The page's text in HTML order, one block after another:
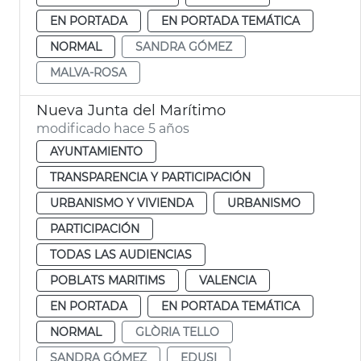
EN PORTADA
EN PORTADA TEMÁTICA
NORMAL
SANDRA GÓMEZ
MALVA-ROSA
Nueva Junta del Marítimo
modificado hace 5 años
AYUNTAMIENTO
TRANSPARENCIA Y PARTICIPACIÓN
URBANISMO Y VIVIENDA
URBANISMO
PARTICIPACIÓN
TODAS LAS AUDIENCIAS
POBLATS MARITIMS
VALENCIA
EN PORTADA
EN PORTADA TEMÁTICA
NORMAL
GLÒRIA TELLO
SANDRA GÓMEZ
EDUSI